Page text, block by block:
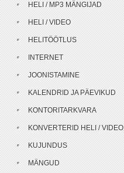
HELI / MP3 MÄNGIJAD
HELI / VIDEO
HELITÖÖTLUS
INTERNET
JOONISTAMINE
KALENDRID JA PÄEVIKUD
KONTORITARKVARA
KONVERTERID HELI / VIDEO
KUJUNDUS
MÄNGUD